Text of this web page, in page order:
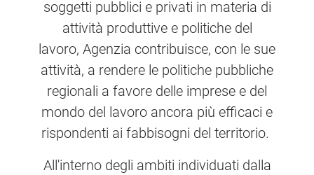
soggetti pubblici e privati in materia di
attività produttive e politiche del
lavoro, Agenzia contribuisce, con le sue
attività, a rendere le politiche pubbliche
regionali a favore delle imprese e del
mondo del lavoro ancora più efficaci e
rispondenti ai fabbisogni del territorio.
All'interno degli ambiti individuati dalla